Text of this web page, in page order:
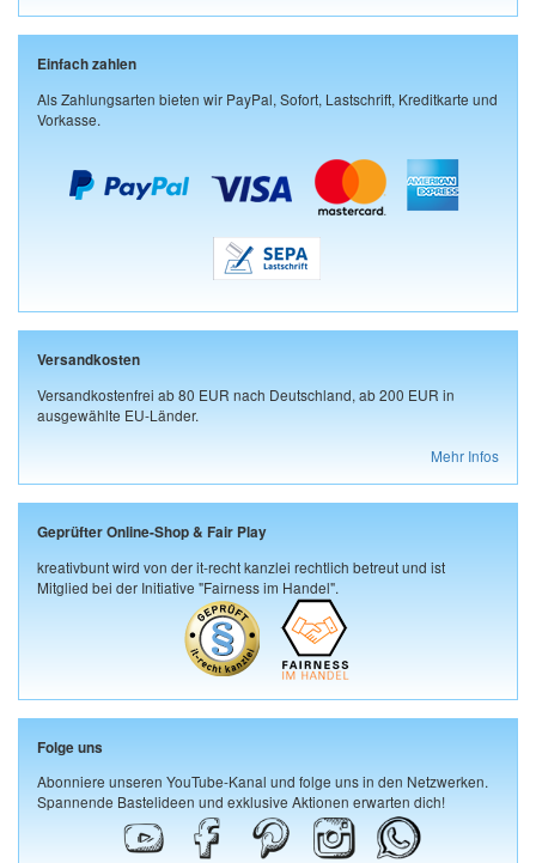
Einfach zahlen
Als Zahlungsarten bieten wir PayPal, Sofort, Lastschrift, Kreditkarte und
Vorkasse.
Versandkosten
Versandkostenfrei ab 80 EUR nach Deutschland, ab 200 EUR in
ausgewählte EU-Länder.
Mehr Infos
Geprüfter Online-Shop & Fair Play
kreativbunt wird von der it-recht kanzlei rechtlich betreut und ist
Mitglied bei der Initiative "Fairness im Handel".
Folge uns
Abonniere unseren YouTube-Kanal und folge uns in den Netzwerken.
Spannende Bastelideen und exklusive Aktionen erwarten dich!